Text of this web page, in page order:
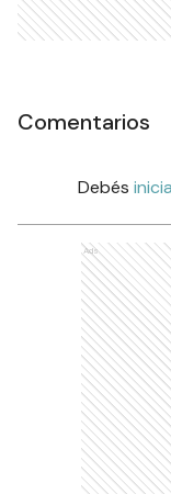
Comentarios
Debés
Ads